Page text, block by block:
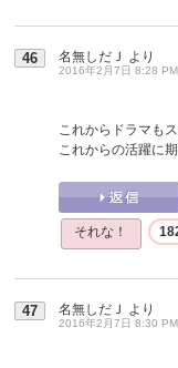
46 名無しだＪ より
2016年2月7日 8:28 PM
これからドラマも
これからの活躍に
それな！
47 名無しだＪ より
2016年2月7日 8:30 PM